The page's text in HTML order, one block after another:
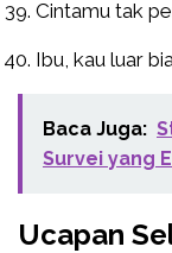
Cintamu tak
Ibu, kau luar
Baca Juga:
Survei yang
Ucapan